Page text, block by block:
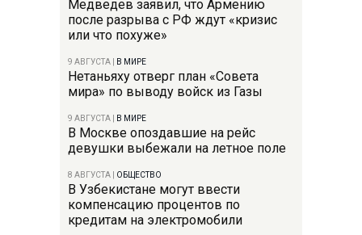
Медведев заявил, что Армению
после разрыва с РФ ждут «кризис
или что похуже»
9 АВГУСТА В МИРЕ
Нетаньяху отверг план «Совета
мира» по выводу войск из Газы
9 АВГУСТА В МИРЕ
В Москве опоздавшие на рейс
девушки выбежали на летное поле
8 АВГУСТА ОБЩЕСТВО
В Узбекистане могут ввести
компенсацию процентов по
кредитам на электромобили